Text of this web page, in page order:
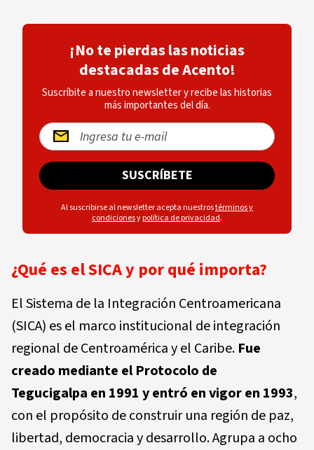
¡No te pierdas las noticias
destacadas de Acento!
Suscríbite a nuestro newsletter y recibe las historias
más importantes del día.
SUSCRÍBETE
Al suscribirse al newsletter acepta nuestrostérminos y
condicionesypolítica de privacidad.
¿Qué es el SICA y por qué importa?
ElSistema de la Integración Centroamericana
(SICA) es el marco institucional de integración
regional de Centroamérica y el Caribe. Fue
creado mediante elProtocolo de
Tegucigalpa en 1991 y entró en vigor en 1993,
con el propósito de construir una región de paz,
libertad, democracia y desarrollo. Agrupa a ocho